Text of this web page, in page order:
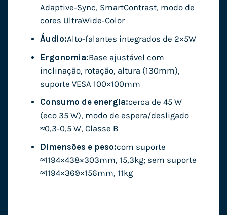
Adaptive‑Sync, SmartContrast, modo de
cores UltraWide‑Color
Áudio:Alto-falantes integrados de 2×5W
Ergonomia:Base ajustável com
inclinação, rotação, altura (130mm),
suporte VESA 100×100mm
Consumo de energia:cerca de 45 W
(eco 35 W), modo de espera/desligado
≈0,3‑0,5 W, Classe B
Dimensões e peso:com suporte
≈1194×438×303mm, 15,3kg; sem suporte
≈1194×369×156mm, 11kg